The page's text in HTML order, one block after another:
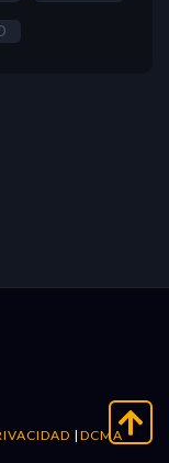
|DCMA